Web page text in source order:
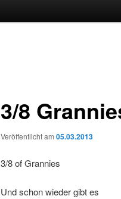
3/8
Veröffentlicht am 05.03.2013
3/8 of Grannies
Und schon wieder gibt es